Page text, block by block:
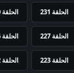
الحلقة 231 الحلقة 230
الحلقة 227 الحلقة 226
الحلقة 223 الحلقة 222